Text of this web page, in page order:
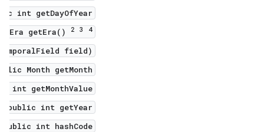
int getDayOfYear()
getEra()
2 3 4
field)
Month getMonth()
int getMonthValue()
public int getYear()
public int hashCode()